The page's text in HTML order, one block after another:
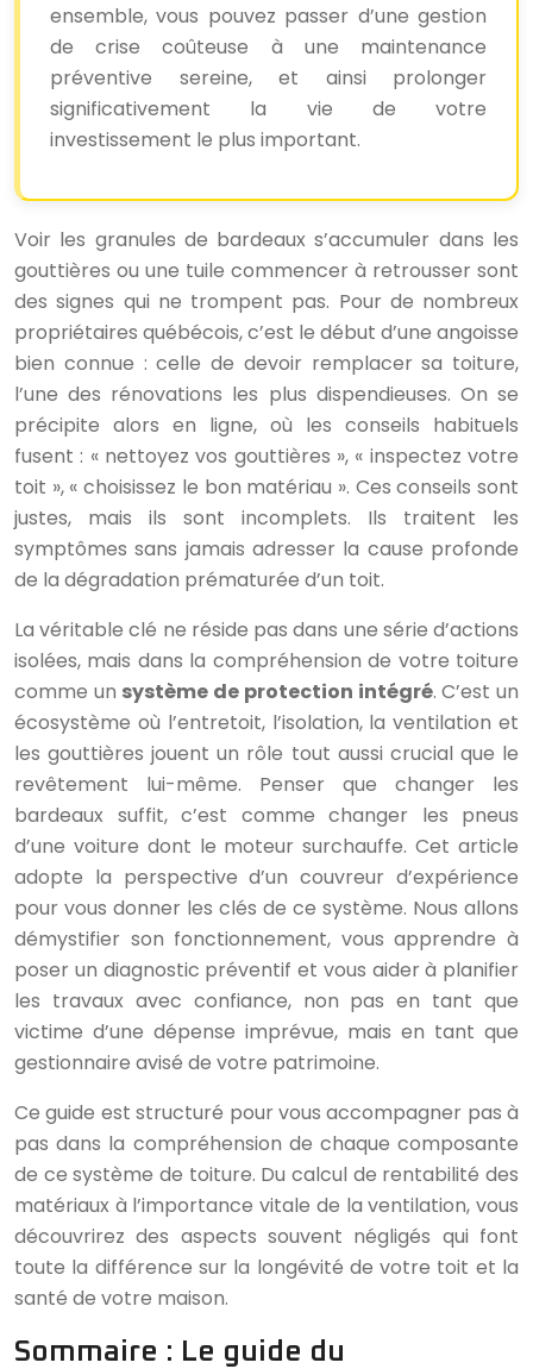
ensemble, vous pouvez passer d’une gestion
de crise coûteuse à une maintenance
préventive sereine, et ainsi prolonger
significativement la vie de votre
investissement le plus important.
Voir les granules de bardeaux s’accumuler dans les
gouttières ou une tuile commencer à retrousser sont
des signes qui ne trompent pas. Pour de nombreux
propriétaires québécois, c’est le début d’une angoisse
bien connue : celle de devoir remplacer sa toiture,
l’une des rénovations les plus dispendieuses. On se
précipite alors en ligne, où les conseils habituels
fusent : « nettoyez vos gouttières », « inspectez votre
toit », « choisissez le bon matériau ». Ces conseils sont
justes, mais ils sont incomplets. Ils traitent les
symptômes sans jamais adresser la cause profonde
de la dégradation prématurée d’un toit.
La véritable clé ne réside pas dans une série d’actions
isolées, mais dans la compréhension de votre toiture
comme un système de protection intégré. C’est un
écosystème où l’entretoit, l’isolation, la ventilation et
les gouttières jouent un rôle tout aussi crucial que le
revêtement lui-même. Penser que changer les
bardeaux suffit, c’est comme changer les pneus
d’une voiture dont le moteur surchauffe. Cet article
adopte la perspective d’un couvreur d’expérience
pour vous donner les clés de ce système. Nous allons
démystifier son fonctionnement, vous apprendre à
poser un diagnostic préventif et vous aider à planifier
les travaux avec confiance, non pas en tant que
victime d’une dépense imprévue, mais en tant que
gestionnaire avisé de votre patrimoine.
Ce guide est structuré pour vous accompagner pas à
pas dans la compréhension de chaque composante
de ce système de toiture. Du calcul de rentabilité des
matériaux à l’importance vitale de la ventilation, vous
découvrirez des aspects souvent négligés qui font
toute la différence sur la longévité de votre toit et la
santé de votre maison.
Sommaire : Le guide du